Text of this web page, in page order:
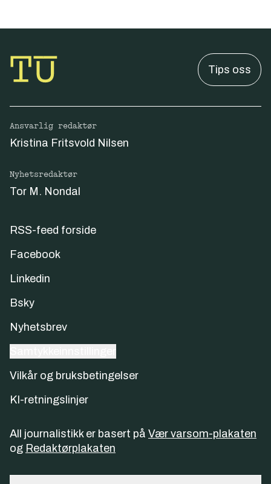
Tips oss
Ansvarlig redaktør
Kristina Fritsvold Nilsen
Nyhetsredaktør
Tor M. Nondal
RSS-feed forside
Facebook
Linkedin
Bsky
Nyhetsbrev
Vilkår og bruksbetingelser
KI-retningslinjer
All journalistikk er basert på Vær varsom-plakaten
og Redaktørplakaten